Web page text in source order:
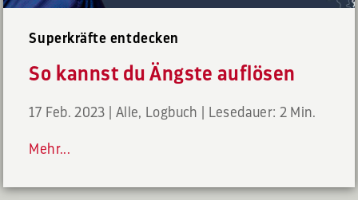
Superkräfte entdecken
So kannst du Ängste auflösen
17 Feb. 2023 Alle Logbuch Lesedauer: 2 Min.
Mehr...